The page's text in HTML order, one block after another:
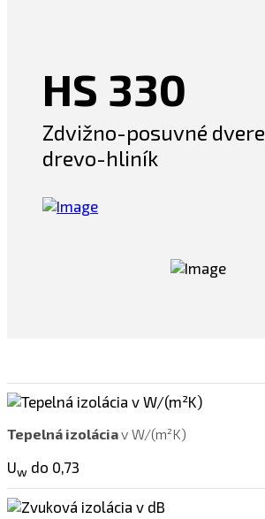
HS 330
Zdvižno-posuvné dvere
drevo-hliník
Tepelná izoláciav W/(m²K)
Uw do 0,73